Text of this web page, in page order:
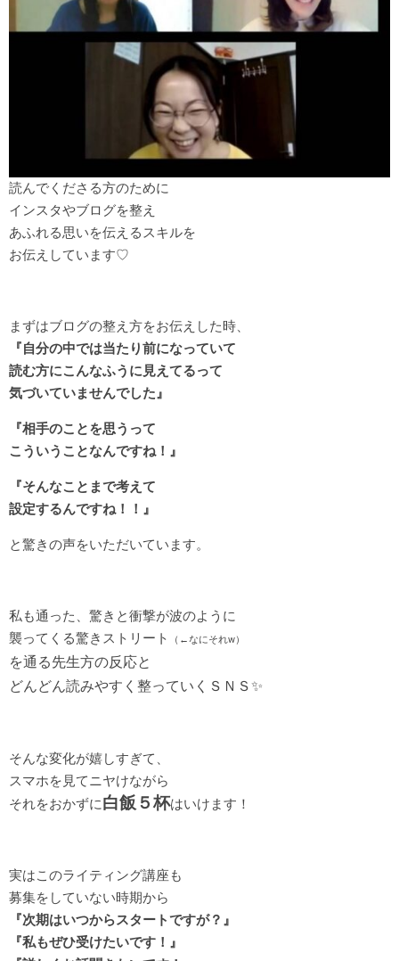
読んでくださる方のために
インスタやブログを整え
あふれる思いを伝えるスキルを
お伝えしています♡
まずはブログの整え方をお伝えした時、
『自分の中では当たり前になっていて
読む方にこんなふうに見えてるって
気づいていませんでした』
『相手のことを思うって
こういうことなんですね！』
『そんなことまで考えて
設定するんですね！！』
と驚きの声をいただいています。
私も通った、驚きと衝撃が波のように
襲ってくる驚きストリート
（←なにそれw）
を通る先生方の反応と
どんどん読みやすく整っていくＳＮＳ✨
そんな変化が嬉しすぎて、
スマホを見てニヤけながら
それをおかずに白飯５杯はいけます！
実はこのライティング講座も
募集をしていない時期から
『次期はいつからスタートですが？』
『私もぜひ受けたいです！』